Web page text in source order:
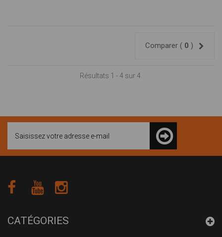
Comparer ( 0 )
Résultats 1 - 4 sur 4.
CATÉGORIES